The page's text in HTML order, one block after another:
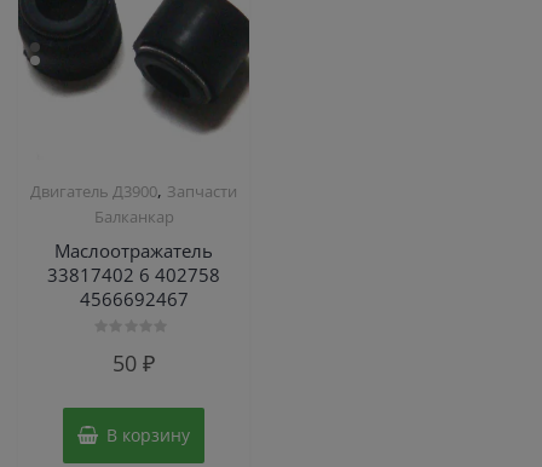
Двигатель Д3900, Запчасти
Балканкар
Маслоотражатель
33817402 6 402758
4566692467
50₽
В корзину